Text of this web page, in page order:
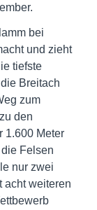
bei
und zieht
tiefste
Breitach
zum
den
1.600 Meter
Felsen
nur zwei
acht weiteren